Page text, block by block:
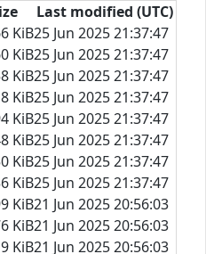
Last modified (UTC)
KiB25 Jun 2025 21:37:47
KiB25 Jun 2025 21:37:47
KiB25 Jun 2025 21:37:47
KiB25 Jun 2025 21:37:47
KiB25 Jun 2025 21:37:47
KiB25 Jun 2025 21:37:47
KiB25 Jun 2025 21:37:47
KiB25 Jun 2025 21:37:47
KiB21 Jun 2025 20:56:03
KiB21 Jun 2025 20:56:03
KiB21 Jun 2025 20:56:03